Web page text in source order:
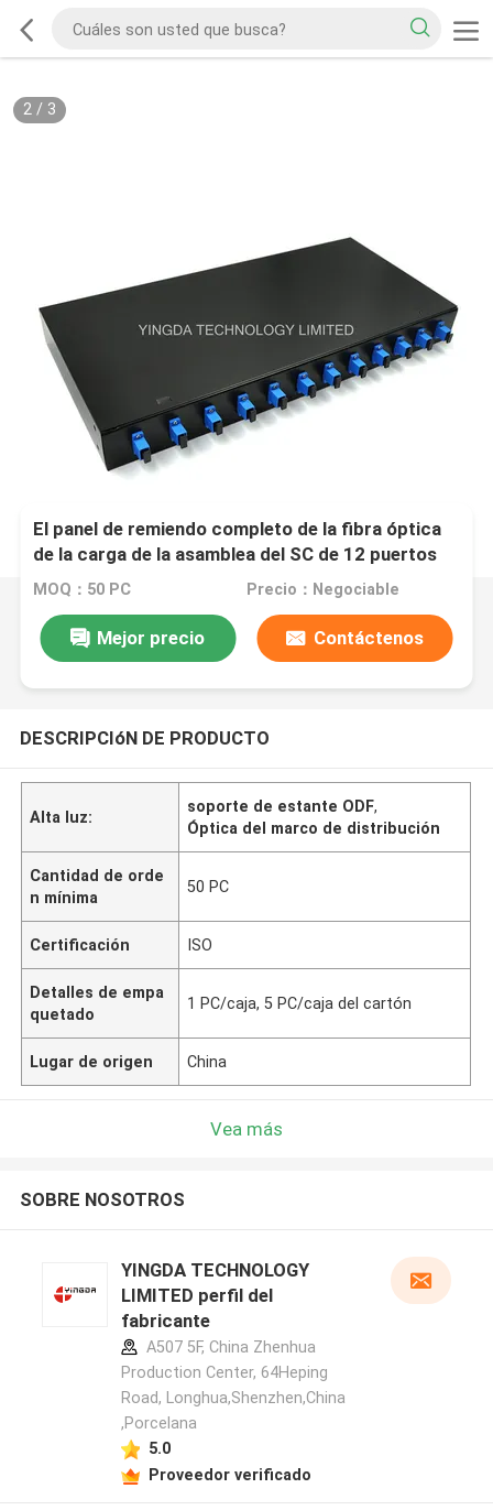
2/ 3
El panel de remiendo completo de la fibra óptica
de la carga de la asamblea del SC de 12 puertos
19" negro de ODF
MOQ：50 PC Precio：Negociable
Mejor precio Contáctenos
DESCRIPCIóN DE PRODUCTO
Alta luz:
soporte de estante ODF,
Óptica del marco de distribución
Cantidad de orde
n mínima
50 PC
Certificación ISO
Detalles de empa
quetado
1 PC/caja, 5 PC/caja del cartón
Lugar de origen China
Vea más
SOBRE NOSOTROS
YINGDA TECHNOLOGY
LIMITED perfil del
fabricante
A507 5F, China Zhenhua
Production Center, 64Heping
Road, Longhua,Shenzhen,China
,Porcelana
5.0
Proveedor verificado